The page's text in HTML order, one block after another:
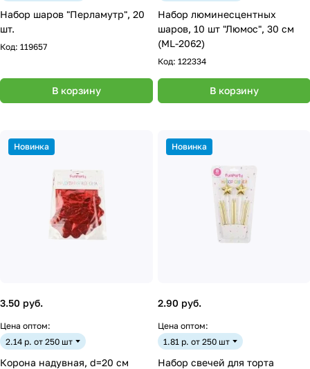
Набор шаров "Перламутр", 20
шт.
Код: 119657
В корзину
Набор люминесцентных
шаров, 10 шт "Люмос", 30 см
(ML-2062)
Код: 122334
В корзину
Новинка
3.50 руб.
Цена оптом:
2.14 р. от 250 шт
Корона надувная, d=20 см
Новинка
2.90 руб.
Цена оптом:
1.81 р. от 250 шт
Набор свечей для торта